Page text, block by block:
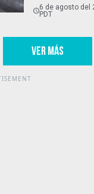
6 de agosto del
PDT
VER MÁS